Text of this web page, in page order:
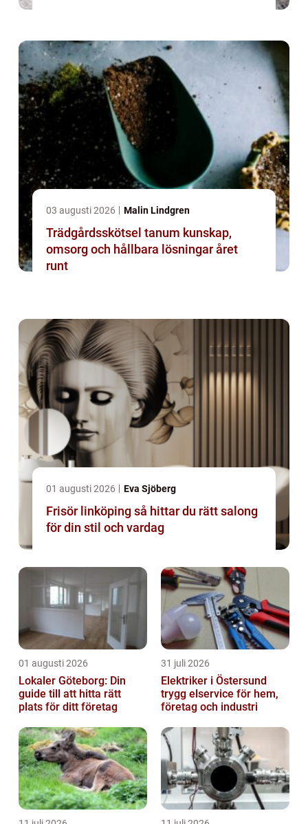
03 augusti 2026 Malin Lindgren
Trädgårdsskötsel tanum kunskap,
omsorg och hållbara lösningar året
runt
01 augusti 2026 Eva Sjöberg
Frisör linköping så hittar du rätt salong
för din stil och vardag
01 augusti 2026
Lokaler Göteborg: Din
guide till att hitta rätt
plats för ditt företag
31 juli 2026
Elektriker i Östersund
trygg elservice för hem,
företag och industri